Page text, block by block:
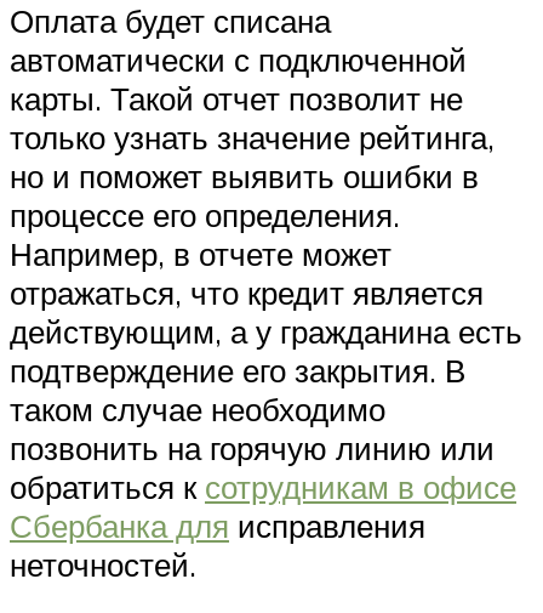
Оплата будет списана
автоматически с подключенной
карты. Такой отчет позволит не
только узнать значение рейтинга,
но и поможет выявить ошибки в
процессе его определения.
Например, в отчете может
отражаться, что кредит является
действующим, а у гражданина есть
подтверждение его закрытия. В
таком случае необходимо
позвонить на горячую линию или
обратиться к сотрудникам в офисе
Сбербанка для исправления
неточностей.